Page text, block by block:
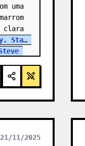
uma
clara
Stay
21/11/2025